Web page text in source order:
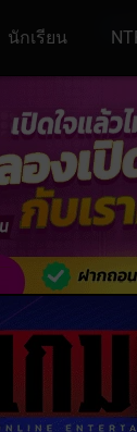
นักเรียน